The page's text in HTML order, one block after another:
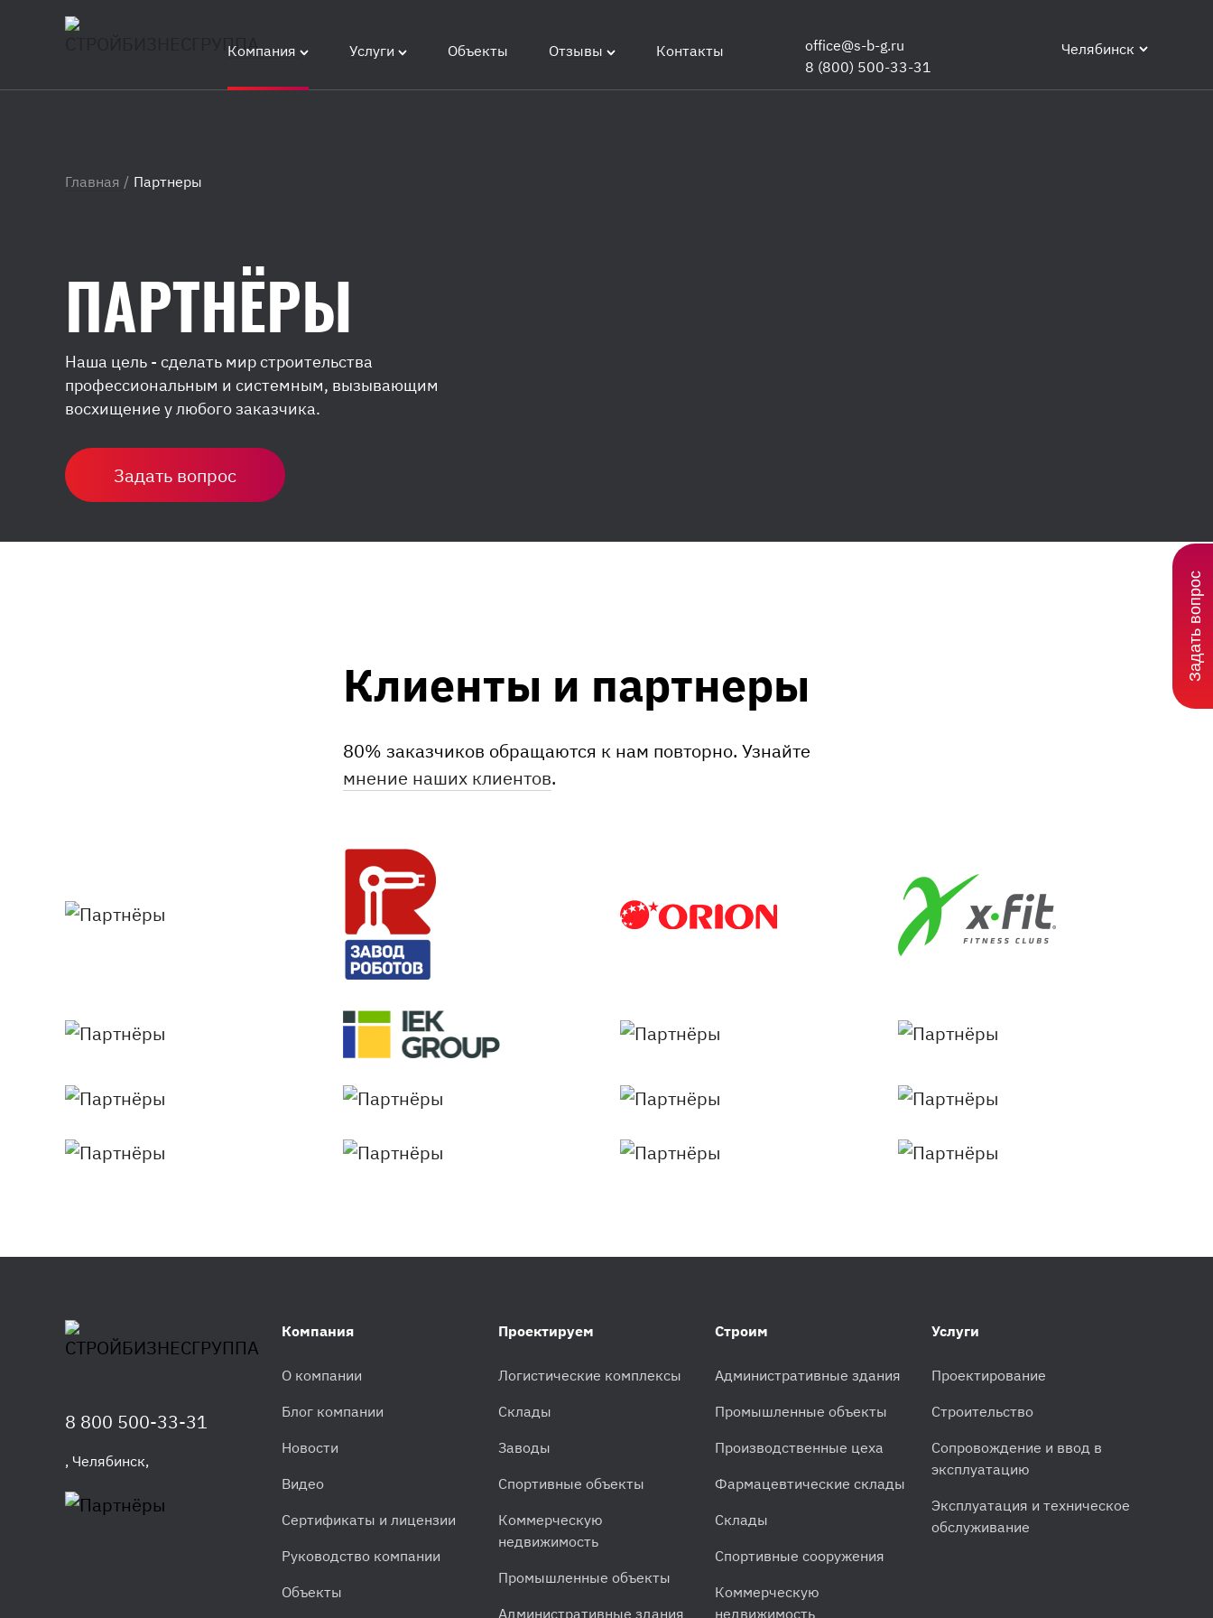
Компания Услуги Объекты Отзывы Контакты
office@s-b-g.ru
8 (800) 500-33-31
Челябинск
Главная / Партнеры
ПАРТНЁРЫ
Наша цель - сделать мир строительства
профессиональным и системным, вызывающим
восхищение у любого заказчика.
Задать вопрос
Клиенты и партнеры
80% заказчиков обращаются к нам повторно. Узнайте
мнение наших клиентов.
8 800 500-33-31
, Челябинск,
Компания
О компании
Блог компании
Новости
Видео
Сертификаты и лицензии
Руководство компании
Объекты
Проектируем
Логистические комплексы
Склады
Заводы
Спортивные объекты
Коммерческую
недвижимость
Промышленные объекты
Административные здания
Строим
Административные здания
Промышленные объекты
Производственные цеха
Фармацевтические склады
Склады
Спортивные сооружения
Коммерческую
недвижимость
Услуги
Проектирование
Строительство
Сопровождение и ввод в
эксплуатацию
Эксплуатация и техническое
обслуживание
Задать вопрос